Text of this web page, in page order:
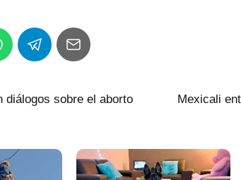
diálogos sobre el aborto
Mexicali